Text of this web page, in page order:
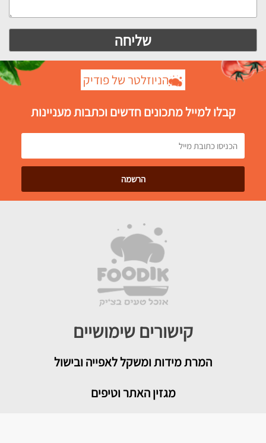
הניוזלטר של פודיק
קבלו למייל מתכונים חדשים וכתבות מעניינות
קישורים שימושיים
המרת מידות ומשקל לאפייה ובישול
מגזין האתר וטיפים